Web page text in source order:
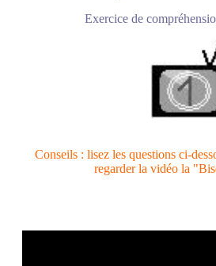
Exercice de
Conseils : lisez les questions ci-
regarder la vidéo la